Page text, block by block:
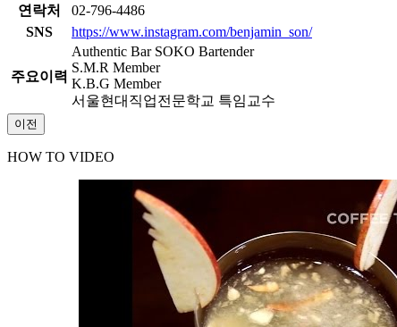
연락처
02-796-4486
SNS
https://www.instagram.com/benjamin_son/
주요이력
Authentic Bar SOKO Bartender
S.M.R Member
K.B.G Member
서울현대직업전문학교 특임교수
이전
HOW TO VIDEO